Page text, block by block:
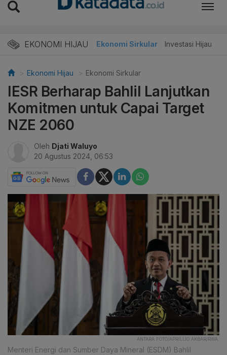
EKONOMI HIJAU
Energi Baru Ekonomi Sirkular Investasi Hijau
Ekonomi Hijau Ekonomi Sirkular
IESR Berharap Bahlil Lanjutkan
Komitmen untuk Capai Target
NZE 2060
Oleh Djati Waluyo
20 Agustus 2024, 06:53
ANTARA FOTO/APRILLIO AKBAR/RWA.
Menteri Energi dan Sumber Daya Mineral (ESDM) Bahlil